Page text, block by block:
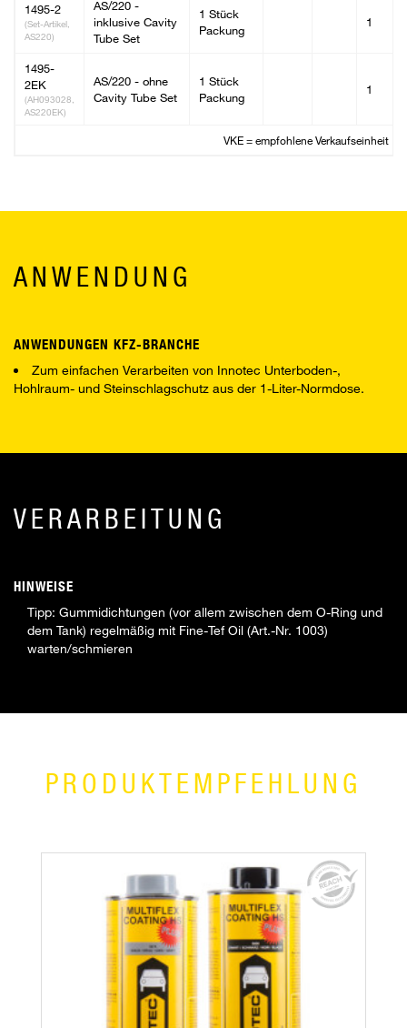
1495-2
(Set-Artikel,
AS220)
AS/220 -
inklusive Cavity
Tube Set
1 Stück
Packung
1
1495-
2EK
(AH093028,
AS220EK)
AS/220 - ohne
Cavity Tube Set
1 Stück
Packung
1
VKE = empfohlene Verkaufseinheit
ANWENDUNG
ANWENDUNGEN KFZ-BRANCHE
Zum einfachen Verarbeiten von Innotec Unterboden-,
Hohlraum- und Steinschlagschutz aus der 1-Liter-Normdose.
VERARBEITUNG
HINWEISE
Tipp: Gummidichtungen (vor allem zwischen dem O-Ring und
dem Tank) regelmäßig mit Fine-Tef Oil (Art.-Nr. 1003)
warten/schmieren
PRODUKTEMPFEHLUNG